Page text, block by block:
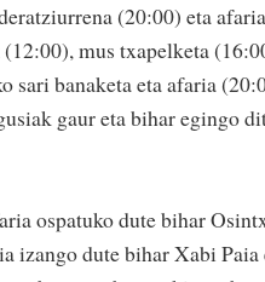
(20:00) eta
(12:00), mus txapelketa
sari banaketa eta afaria
gaur eta bihar egingo
ospatuko dute bihar
izango dute bihar Xabi